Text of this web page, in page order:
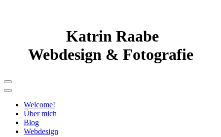
Katrin Raabe
Webdesign & Fotografie
Welcome!
Über mich
Blog
Webdesign